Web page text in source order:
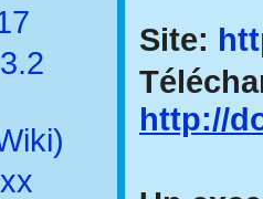
Site:
http://